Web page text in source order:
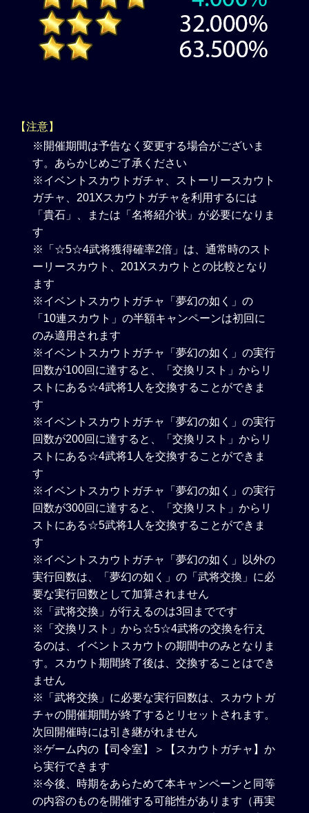
【注意】
※開催期間は予告なく変更する場合がございま
す。あらかじめご了承ください
※イベントスカウトガチャ、ストーリースカウト
ガチャ、201Xスカウトガチャを利用するには
「貴石」、または「名将紹介状」が必要になりま
す
※「☆5☆4武将獲得確率2倍」は、通常時のスト
ーリースカウト、201Xスカウトとの比較となり
ます
※イベントスカウトガチャ「夢幻の如く」の
「10連スカウト」の半額キャンペーンは初回に
のみ適用されます
※イベントスカウトガチャ「夢幻の如く」の実行
回数が100回に達すると、「交換リスト」からリ
ストにある☆4武将1人を交換することができま
す
※イベントスカウトガチャ「夢幻の如く」の実行
回数が200回に達すると、「交換リスト」からリ
ストにある☆4武将1人を交換することができま
す
※イベントスカウトガチャ「夢幻の如く」の実行
回数が300回に達すると、「交換リスト」からリ
ストにある☆5武将1人を交換することができま
す
※イベントスカウトガチャ「夢幻の如く」以外の
実行回数は、「夢幻の如く」の「武将交換」に必
要な実行回数として加算されません
※「武将交換」が行えるのは3回までです
※「交換リスト」から☆5☆4武将の交換を行え
るのは、イベントスカウトの期間中のみとなりま
す。スカウト期間終了後は、交換することはでき
ません
※「武将交換」に必要な実行回数は、スカウトガ
チャの開催期間が終了するとリセットされます。
次回開催時には引き継がれません
※ゲーム内の【司令室】＞【スカウトガチャ】か
ら実行できます
※今後、時期をあらためて本キャンペーンと同等
の内容のものを開催する可能性があります（再実